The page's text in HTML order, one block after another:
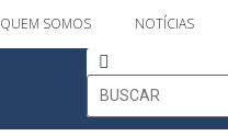
QUEM SOMOS NOTÍCIAS